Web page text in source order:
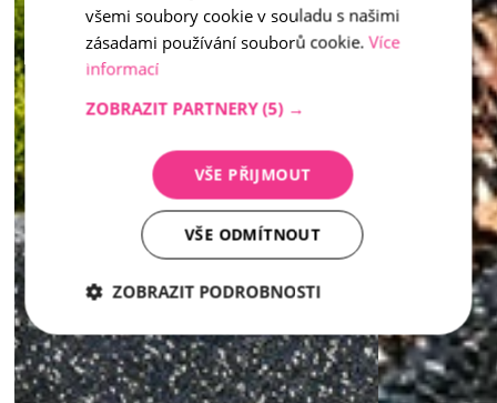
všemi soubory cookie v souladu s našimi
zásadami používání souborů cookie. Více
informací
ZOBRAZIT PARTNERY (5) →
VŠE PŘIJMOUT
VŠE ODMÍTNOUT
ZOBRAZIT PODROBNOSTI
Nezbytně
nutné
soubory
Analytika Marketing